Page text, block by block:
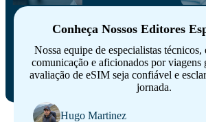
Conheça Nossos Editores
Nossa equipe de especialistas técnicos,
comunicação e aficionados por viagens
avaliação de eSIM seja confiável e
jornada.
Hugo Martinez